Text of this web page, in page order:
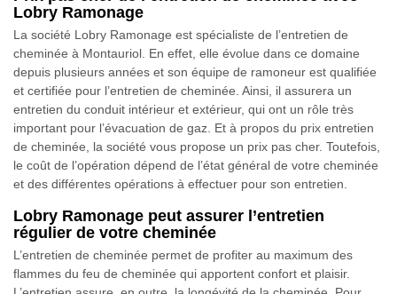
Lobry Ramonage
La société Lobry Ramonage est spécialiste de l’entretien de
cheminée à Montauriol. En effet, elle évolue dans ce domaine
depuis plusieurs années et son équipe de ramoneur est qualifiée
et certifiée pour l’entretien de cheminée. Ainsi, il assurera un
entretien du conduit intérieur et extérieur, qui ont un rôle très
important pour l’évacuation de gaz. Et à propos du prix entretien
de cheminée, la société vous propose un prix pas cher. Toutefois,
le coût de l’opération dépend de l’état général de votre cheminée
et des différentes opérations à effectuer pour son entretien.
Lobry Ramonage peut assurer l’entretien
régulier de votre cheminée
L’entretien de cheminée permet de profiter au maximum des
flammes du feu de cheminée qui apportent confort et plaisir.